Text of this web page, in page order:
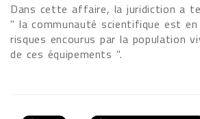
Dans cette affaire, la juridiction a
" la communauté scientifique est en
risques encourus par la population
de ces équipements ".